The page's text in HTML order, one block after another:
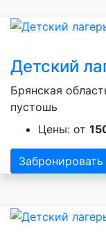
Детский
Брянская
пустошь
Цены: от
Забронировать